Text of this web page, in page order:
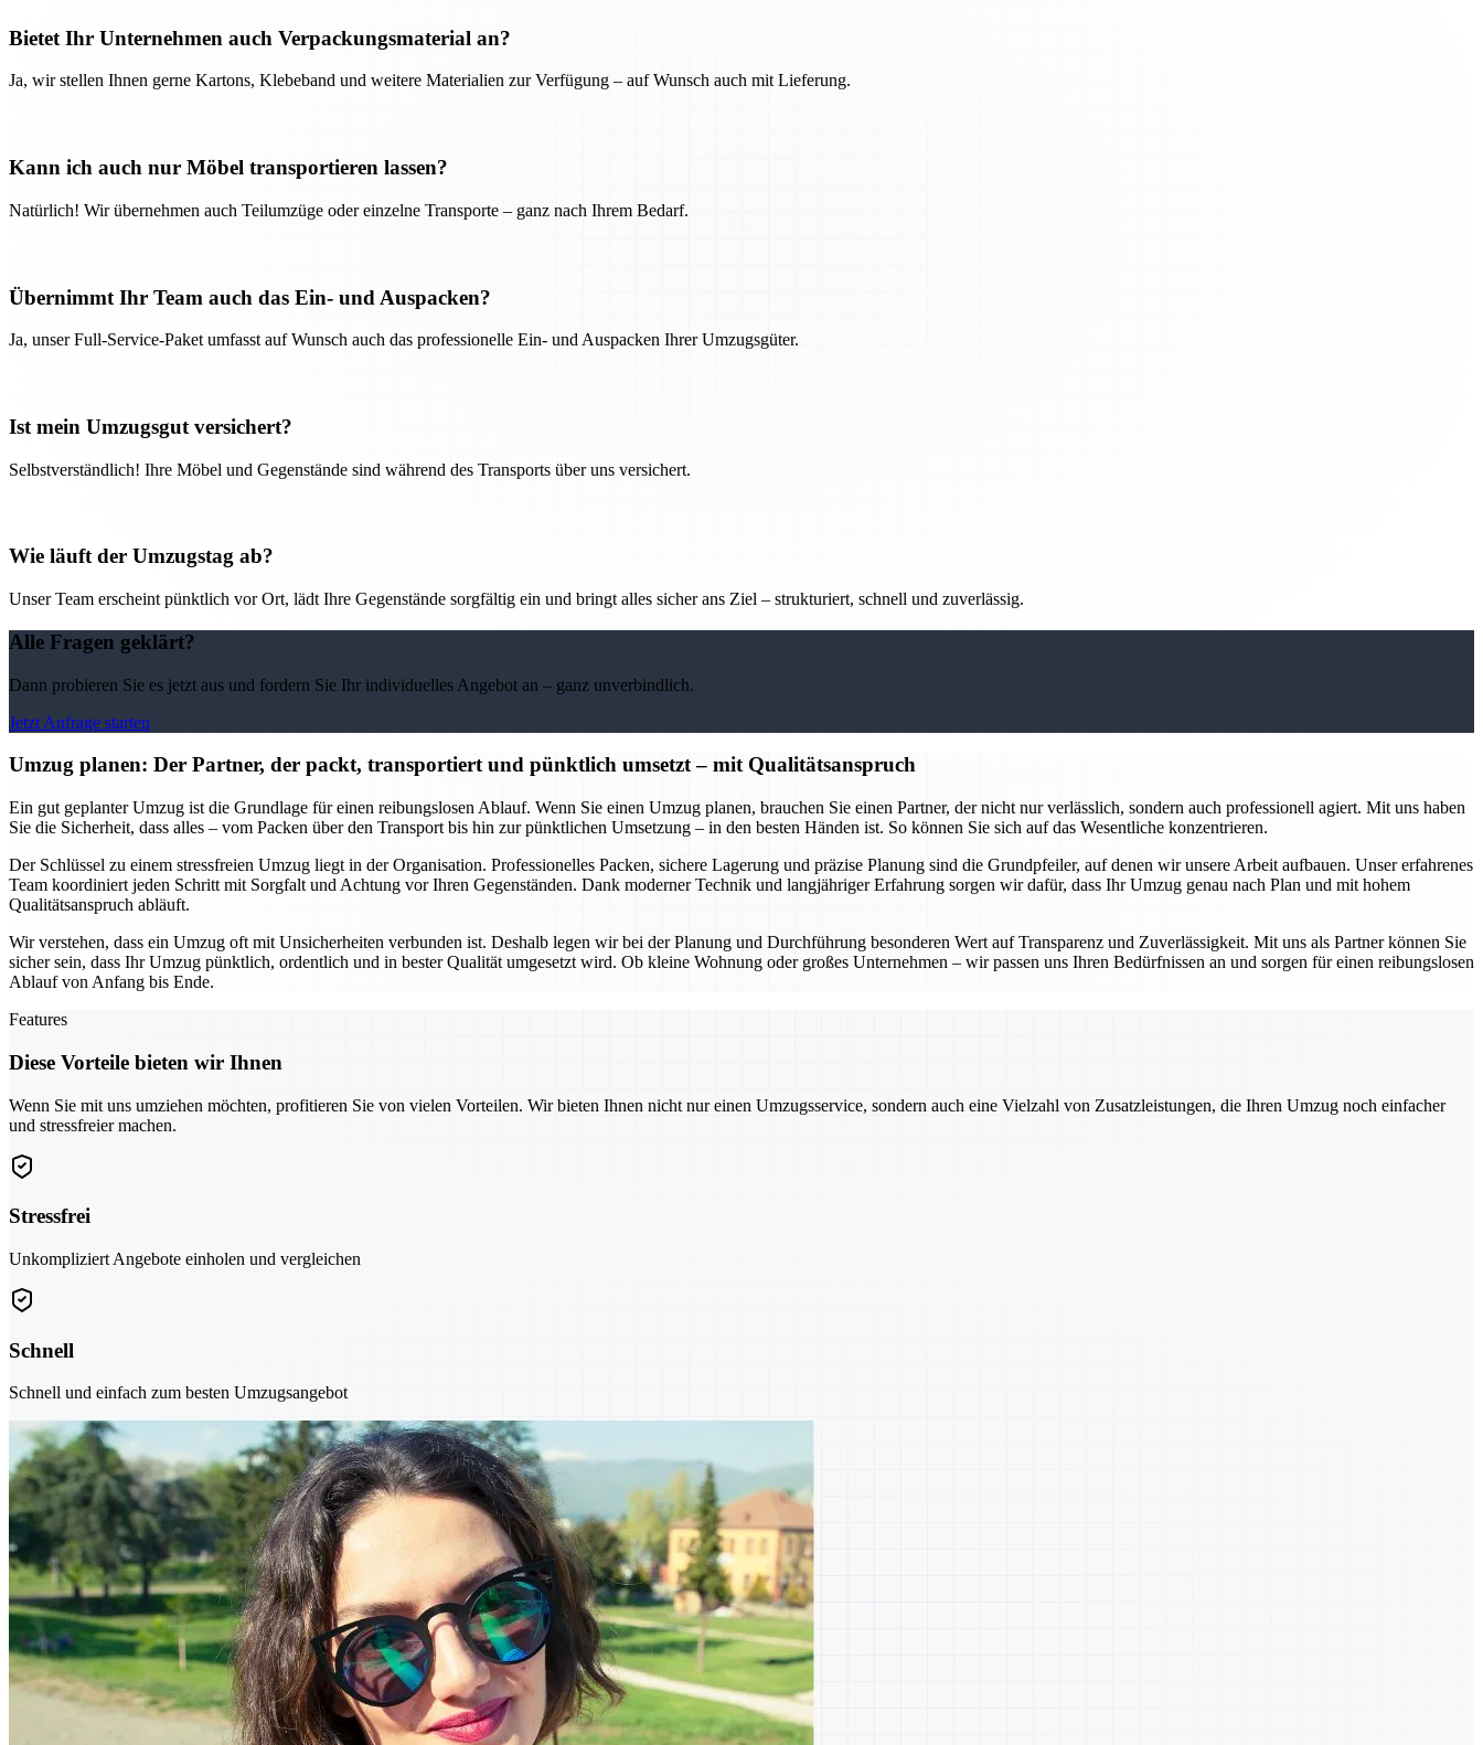
Bietet Ihr Unternehmen auch Verpackungsmaterial an?
Ja, wir stellen Ihnen gerne Kartons, Klebeband und weitere Materialien zur Verfügung – auf Wunsch auch mit Lieferung.
Kann ich auch nur Möbel transportieren lassen?
Natürlich! Wir übernehmen auch Teilumzüge oder einzelne Transporte – ganz nach Ihrem Bedarf.
Übernimmt Ihr Team auch das Ein- und Auspacken?
Ja, unser Full-Service-Paket umfasst auf Wunsch auch das professionelle Ein- und Auspacken Ihrer Umzugsgüter.
Ist mein Umzugsgut versichert?
Selbstverständlich! Ihre Möbel und Gegenstände sind während des Transports über uns versichert.
Wie läuft der Umzugstag ab?
Unser Team erscheint pünktlich vor Ort, lädt Ihre Gegenstände sorgfältig ein und bringt alles sicher ans Ziel – strukturiert, schnell und zuverlässig.
Alle Fragen geklärt?
Dann probieren Sie es jetzt aus und fordern Sie Ihr individuelles Angebot an – ganz unverbindlich.
Jetzt Anfrage starten
Umzug planen: Der Partner, der packt, transportiert und pünktlich umsetzt – mit Qualitätsanspruch
Ein gut geplanter Umzug ist die Grundlage für einen reibungslosen Ablauf. Wenn Sie einen Umzug planen, brauchen Sie einen Partner, der nicht nur verlässlich, sondern auch professionell agiert. Mit uns haben
Sie die Sicherheit, dass alles – vom Packen über den Transport bis hin zur pünktlichen Umsetzung – in den besten Händen ist. So können Sie sich auf das Wesentliche konzentrieren.
Der Schlüssel zu einem stressfreien Umzug liegt in der Organisation. Professionelles Packen, sichere Lagerung und präzise Planung sind die Grundpfeiler, auf denen wir unsere Arbeit aufbauen. Unser erfahrenes
Team koordiniert jeden Schritt mit Sorgfalt und Achtung vor Ihren Gegenständen. Dank moderner Technik und langjähriger Erfahrung sorgen wir dafür, dass Ihr Umzug genau nach Plan und mit hohem
Qualitätsanspruch abläuft.
Wir verstehen, dass ein Umzug oft mit Unsicherheiten verbunden ist. Deshalb legen wir bei der Planung und Durchführung besonderen Wert auf Transparenz und Zuverlässigkeit. Mit uns als Partner können Sie
sicher sein, dass Ihr Umzug pünktlich, ordentlich und in bester Qualität umgesetzt wird. Ob kleine Wohnung oder großes Unternehmen – wir passen uns Ihren Bedürfnissen an und sorgen für einen reibungslosen
Ablauf von Anfang bis Ende.
Features
Diese Vorteile bieten wir Ihnen
Wenn Sie mit uns umziehen möchten, profitieren Sie von vielen Vorteilen. Wir bieten Ihnen nicht nur einen Umzugsservice, sondern auch eine Vielzahl von Zusatzleistungen, die Ihren Umzug noch einfacher
und stressfreier machen.
Stressfrei
Unkompliziert Angebote einholen und vergleichen
Schnell
Schnell und einfach zum besten Umzugsangebot